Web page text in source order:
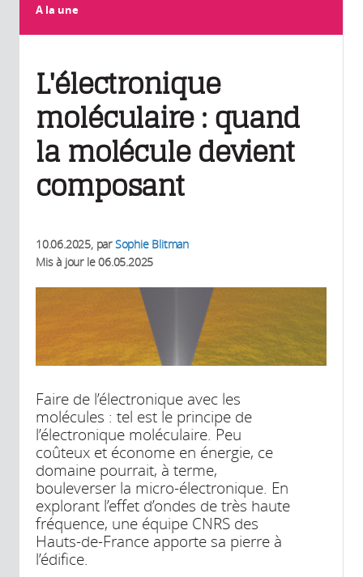
A la une
L'électronique
moléculaire : quand
la molécule devient
composant
10.06.2025, parSophie Blitman
Mis à jour le06.05.2025
Faire de l’électronique avec les
molécules : tel est le principe de
l’électronique moléculaire. Peu
coûteux et économe en énergie, ce
domaine pourrait, à terme,
bouleverser la micro-électronique. En
explorant l’effet d’ondes de très haute
fréquence, une équipe CNRS des
Hauts-de-France apporte sa pierre à
l’édifice.